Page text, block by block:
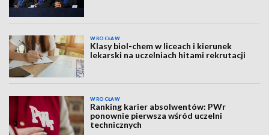
WROCŁAW
Klasy biol-chem w liceach i kierunek
lekarski na uczelniach hitami rekrutacji
WROCŁAW
Ranking karier absolwentów: PWr
ponownie pierwsza wśród uczelni
technicznych